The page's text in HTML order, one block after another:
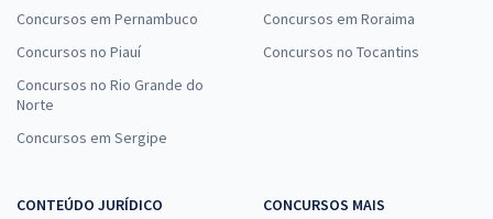
Concursos em Pernambuco
Concursos no Piauí
Concursos no Rio Grande do
Norte
Concursos em Sergipe
Concursos em Roraima
Concursos no Tocantins
CONTEÚDO JURÍDICO
CONCURSOS MAIS